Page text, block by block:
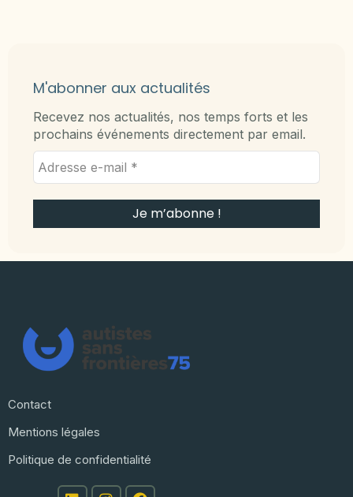
M'abonner aux actualités
Recevez nos actualités, nos temps forts et les
prochains événements directement par email.
Contact
Mentions légales
Politique de confidentialité